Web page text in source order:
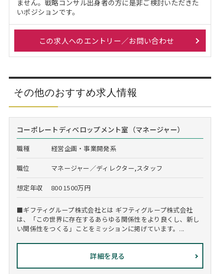
ません。戦略コンサル出身者の方に是非ご検討いただきた
いポジションです。
この求人へのエントリー／お問い合わせ
その他のおすすめ求人情報
コーポレートディべロップメント室（マネージャー）
職種 経営企画・事業開発系
職位 マネージャー／ディレクター,スタッフ
想定年収 800 1500万円
■ギフティグループ株式会社とは ギフティグループ株式会社
は、「この世界に存在するあらゆる関係性をより良くし、新し
い関係性をつくる」ことをミッションに掲げています。...
詳細を見る